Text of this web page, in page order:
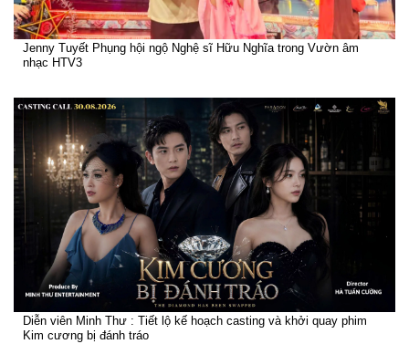
Jenny Tuyết Phụng hội ngộ Nghệ sĩ Hữu Nghĩa trong Vườn âm
nhạc HTV3
Diễn viên Minh Thư : Tiết lộ kế hoạch casting và khởi quay phim
Kim cương bị đánh tráo